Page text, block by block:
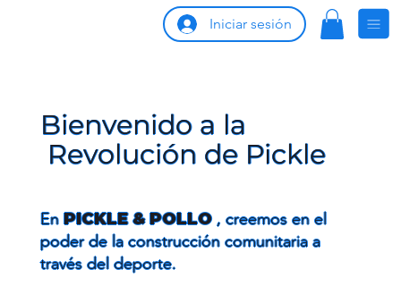
Iniciar sesión
Bienvenido a la
Revolución de Pickle
EnPICKLE & POLLO, creemos en el
poder de la construcción comunitaria a
través del deporte.